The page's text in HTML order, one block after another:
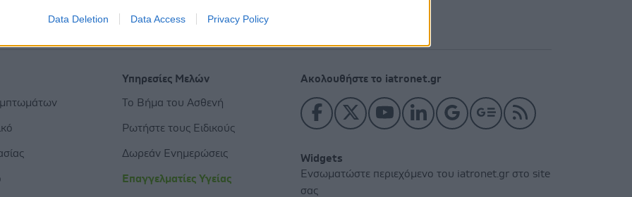
Data Deletion Data Access Privacy Policy
Ακολουθήστε το iatronet.gr
Widgets
Ενσωματώστε περιεχόμενο του iatronet.gr στο site
σας
Υπηρεσίες Μελών
Το Βήμα του Ασθενή
Ρωτήστε τους Ειδικούς
Δωρεάν Ενημερώσεις
Επαγγελματίες Υγείας